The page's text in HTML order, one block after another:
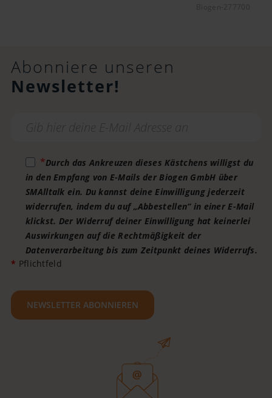
Abonniere unseren
Newsletter!
Durch das Ankreuzen dieses Kästchens willigst du
in den Empfang von E-Mails der Biogen GmbH über
SMAlltalk ein. Du kannst deine Einwilligung jederzeit
widerrufen, indem du auf „Abbestellen“ in einer E-Mail
klickst. Der Widerruf deiner Einwilligung hat keinerlei
Auswirkungen auf die Rechtmäßigkeit der
Datenverarbeitung bis zum Zeitpunkt deines Widerrufs.
* Pflichtfeld
NEWSLETTER ABONNIEREN